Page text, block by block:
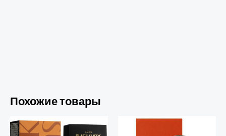
Похожие товары